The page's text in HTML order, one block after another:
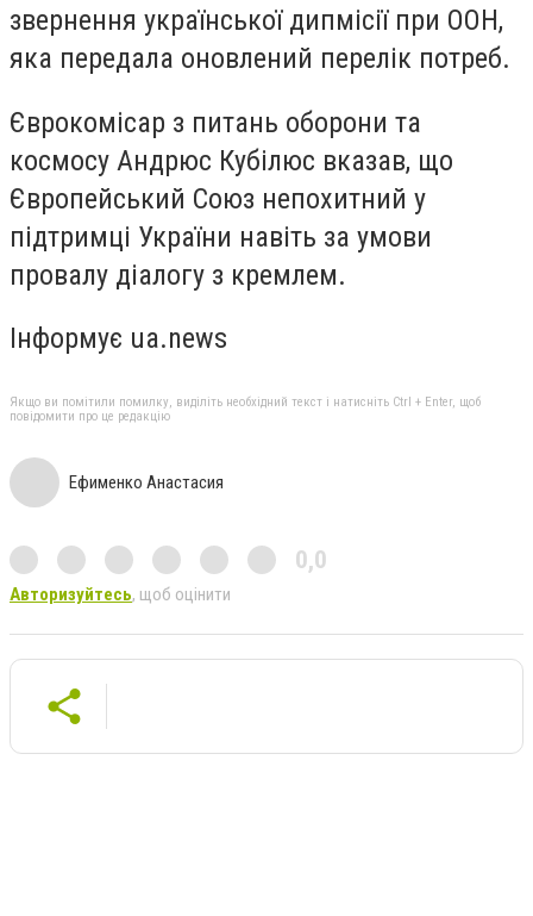
звернення української дипмісії при ООН,
яка передала оновлений перелік потреб.
Єврокомісар з питань оборони та
космосу Андрюс Кубілюс вказав, що
Європейський Союз непохитний у
підтримці України навіть за умови
провалу діалогу з кремлем.
Інформує ua.news
Якщо ви помітили помилку, виділіть необхідний текст і натисніть Ctrl + Enter, щоб
повідомити про це редакцію
Ефименко Анастасия
0,0
Авторизуйтесь, щоб оцінити